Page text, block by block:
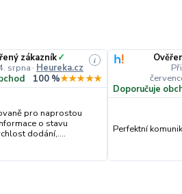
zákazník✓
srpna · Heureka.cz
i
100 %★★★★★
pro naprostou
o stavu
dodání,....
Doporučuje
Perfektní